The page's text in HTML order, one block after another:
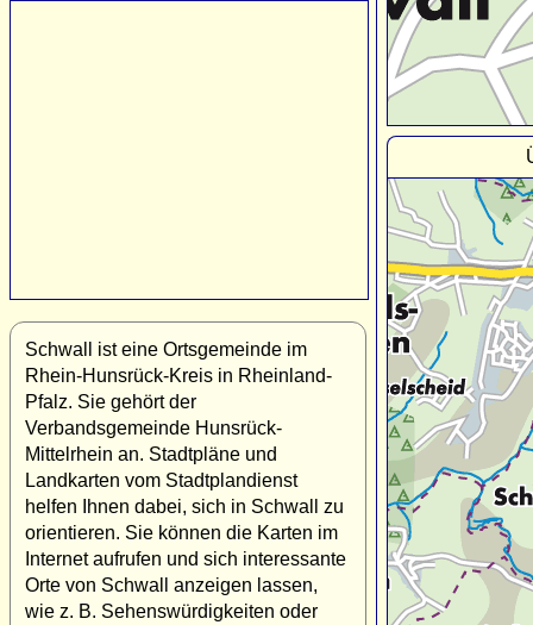
Schwall ist eine Ortsgemeinde im
Rhein-Hunsrück-Kreis in Rheinland-
Pfalz. Sie gehört der
Verbandsgemeinde Hunsrück-
Mittelrhein an. Stadtpläne und
Landkarten vom Stadtplandienst
helfen Ihnen dabei, sich in Schwall zu
orientieren. Sie können die Karten im
Internet aufrufen und sich interessante
Orte von Schwall anzeigen lassen,
wie z. B. Sehenswürdigkeiten oder